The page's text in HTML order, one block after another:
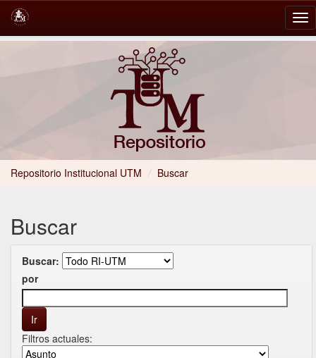
Repositorio Institucional UTM / Buscar
Buscar
Buscar:
por
Filtros actuales: